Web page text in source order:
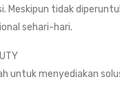
Meskipun tidak
sehari-hari.
untuk menyediakan